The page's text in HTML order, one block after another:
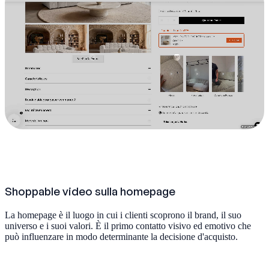
Shoppable video sulla homepage
La homepage è il luogo in cui i clienti scoprono il brand, il suo
universo e i suoi valori. È il primo contatto visivo ed emotivo che
può influenzare in modo determinante la decisione d'acquisto.